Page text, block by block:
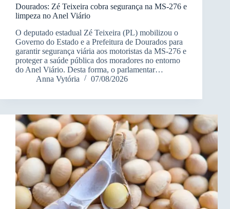
Dourados: Zé Teixeira cobra segurança na MS-276 e
limpeza no Anel Viário
O deputado estadual Zé Teixeira (PL) mobilizou o
Governo do Estado e a Prefeitura de Dourados para
garantir segurança viária aos motoristas da MS-276 e
proteger a saúde pública dos moradores no entorno
do Anel Viário. Desta forma, o parlamentar…
Anna Vytória
07/08/2026